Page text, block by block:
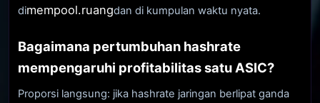
dimempool.ruangdan di kumpulan waktu nyata.
Bagaimana pertumbuhan hashrate
mempengaruhi profitabilitas satu ASIC?
Proporsi langsung: jika hashrate jaringan berlipat ganda